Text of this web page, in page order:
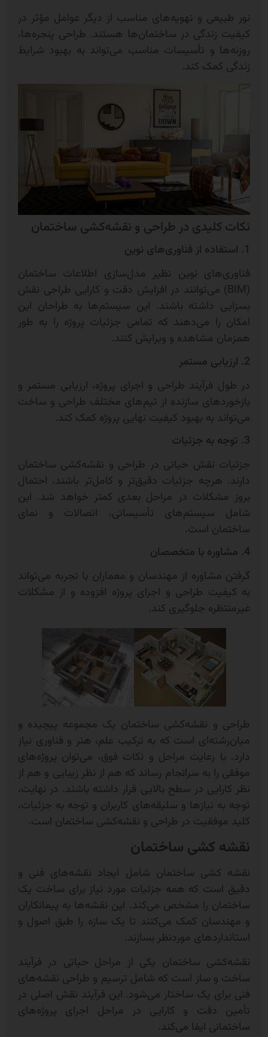
نور طبیعی و تهویه‌های مناسب از دیگر عوامل مؤثر در
کیفیت زندگی در ساختمان‌ها هستند. طراحی پنجره‌ها،
روزنه‌ها و تأسیسات مناسب می‌تواند به بهبود شرایط
زندگی کمک کند.
نکات کلیدی در طراحی و نقشه‌کشی ساختمان
1. استفاده از فناوری‌های نوین
فناوری‌های نوین نظیر مدل‌سازی اطلاعات ساختمان
(BIM) می‌توانند در افزایش دقت و کارایی طراحی نقش
بسزایی داشته باشند. این سیستم‌ها به طراحان این
امکان را می‌دهند که تمامی جزئیات پروژه را به طور
همزمان مشاهده و ویرایش کنند.
2. ارزیابی مستمر
در طول فرآیند طراحی و اجرای پروژه، ارزیابی مستمر و
بازخوردهای سازنده از تیم‌های مختلف طراحی و ساخت
می‌تواند به بهبود کیفیت نهایی پروژه کمک کند.
3. توجه به جزئیات
جزئیات نقش حیاتی در طراحی و نقشه‌کشی ساختمان
دارند. هرچه جزئیات دقیق‌تر و کامل‌تر باشند، احتمال
بروز مشکلات در مراحل بعدی کمتر خواهد شد. این
شامل سیستم‌های تأسیساتی، اتصالات و نمای
ساختمان است.
4. مشاوره با متخصصان
گرفتن مشاوره از مهندسان و معماران با تجربه می‌تواند
به کیفیت طراحی و اجرای پروژه افزوده و از مشکلات
غیرمنتظره جلوگیری کند.
طراحی و نقشه‌کشی ساختمان یک مجموعه پیچیده و
میان‌رشته‌ای است که به ترکیب علم، هنر و فناوری نیاز
دارد. با رعایت مراحل و نکات فوق، می‌توان پروژه‌های
موفقی را به سرانجام رساند که هم از نظر زیبایی و هم از
نظر کارایی در سطح بالایی قرار داشته باشند. در نهایت،
توجه به نیازها و سلیقه‌های کاربران و توجه به جزئیات،
کلید موفقیت در طراحی و نقشه‌کشی ساختمان است.
نقشه کشی ساختمان
نقشه کشی ساختمان شامل ایجاد نقشه‌های فنی و
دقیق است که همه جزئیات مورد نیاز برای ساخت یک
ساختمان را مشخص می‌کند. این نقشه‌ها به پیمانکاران
و مهندسان کمک می‌کنند تا یک سازه را طبق اصول و
استانداردهای موردنظر بسازند.
نقشه‌کشی ساختمان یکی از مراحل حیاتی در فرآیند
ساخت و ساز است که شامل ترسیم و طراحی نقشه‌های
فنی برای یک ساختار می‌شود. این فرآیند نقش اصلی در
تأمین دقت و کارایی در مراحل اجرای پروژه‌های
ساختمانی ایفا می‌کند.